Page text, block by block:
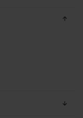
↓
↓